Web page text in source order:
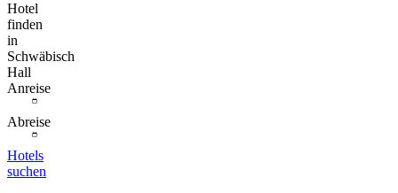
Hotel
finden
in
Schwäbisch
Hall
Anreise
Abreise
Hotels
suchen